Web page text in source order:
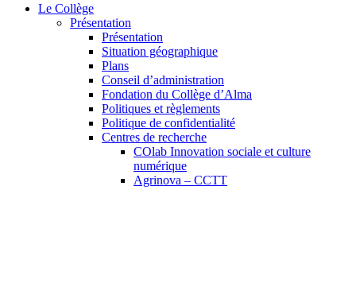
Le Collège
Présentation
Présentation
Situation géographique
Plans
Conseil d’administration
Fondation du Collège d’Alma
Politiques et règlements
Politique de confidentialité
Centres de recherche
COlab Innovation sociale et culture
numérique
Agrinova – CCTT